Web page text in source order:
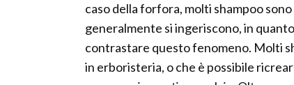
caso della forfora, molti shampoo
generalmente si ingeriscono, in
contrastare questo fenomeno. Molti
in erboristeria, o che è possibile